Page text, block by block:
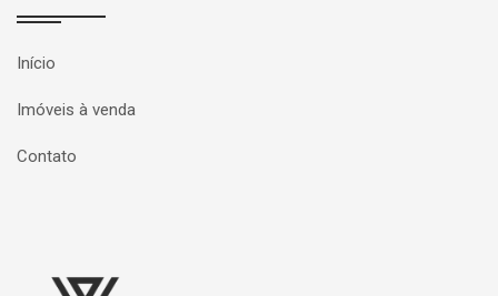
Início
Imóveis à venda
Contato